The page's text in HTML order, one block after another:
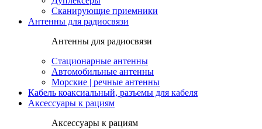
Сканирующие приемники
Антенны для радиосвязи
Антенны для радиосвязи
Стационарные антенны
Автомобильные антенны
Морские | речные антенны
Кабель коаксиальный, разъемы для кабеля
Аксессуары к рациям
Аксессуары к рациям